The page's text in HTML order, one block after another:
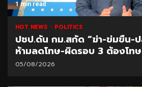
1 min read
HOT NEWS POLITICS
ปชป.ดัน กม.สกัด “ฆ่า-ข่มขืน-
ห้ามลดโทษ-ผิดรอบ 3 ต้องโท
05/08/2026